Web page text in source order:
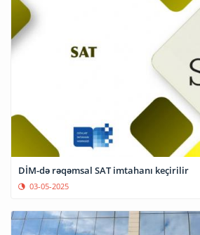
DİM-də rəqəmsal SAT imtahanı keçirilir
03-05-2025